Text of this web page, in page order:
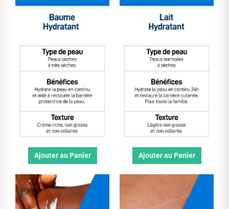
Ajouter au Panier Ajouter au Panier